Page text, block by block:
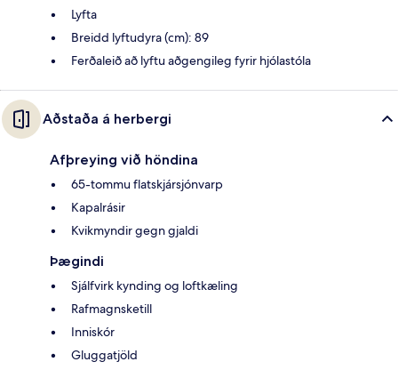
Lyfta
Breidd lyftudyra (cm): 89
Ferðaleið að lyftu aðgengileg fyrir hjólastóla
Aðstaða á herbergi
Afþreying við höndina
65-tommu flatskjársjónvarp
Kapalrásir
Kvikmyndir gegn gjaldi
Þægindi
Sjálfvirk kynding og loftkæling
Rafmagnsketill
Inniskór
Gluggatjöld